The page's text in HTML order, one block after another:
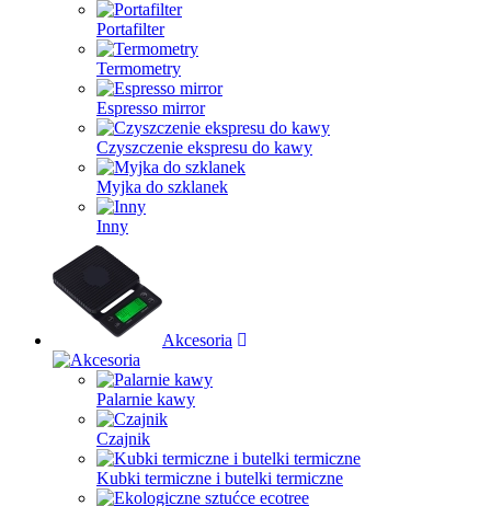
Portafilter
Termometry
Espresso mirror
Czyszczenie ekspresu do kawy
Myjka do szklanek
Inny
Akcesoria
Palarnie kawy
Czajnik
Kubki termiczne i butelki termiczne